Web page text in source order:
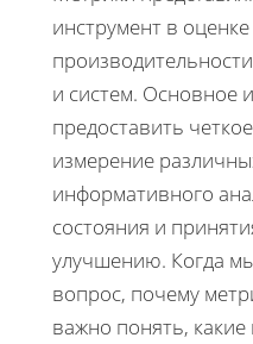
инструмент в
и систем. Основное
предоставить
измерение
информативного
состояния и
улучшению. Когда
вопрос, почему
важно понять,